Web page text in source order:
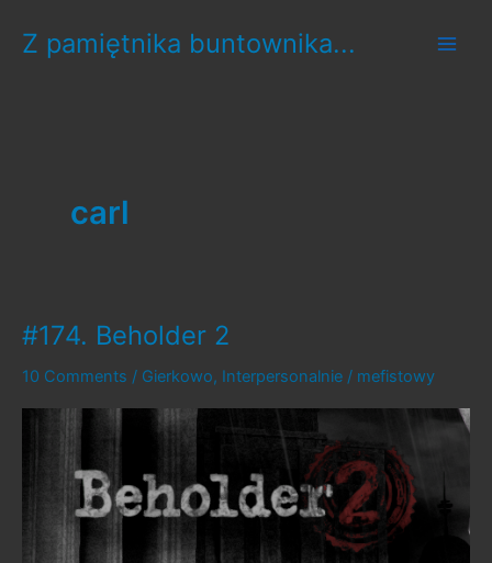
content
Z pamiętnika buntownika...
carl
#174. Beholder 2
10 Comments / Gierkowo, Interpersonalnie / mefistowy